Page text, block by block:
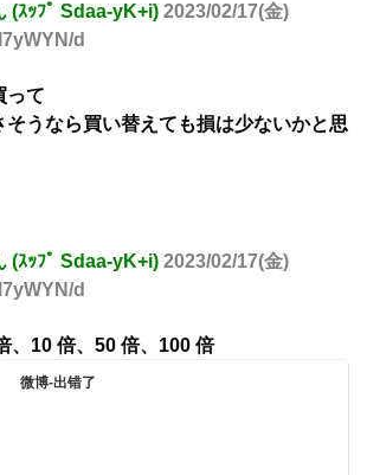
(ｽｯﾌﾟ Sdaa-yK+i) 2023/02/17(金)
d
って
そうなら買い替えても損は少ないかと思
(ｽｯﾌﾟ Sdaa-yK+i) 2023/02/17(金)
d
、10 倍、50 倍、100 倍
微博-出错了